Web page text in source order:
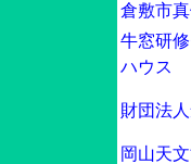
倉敷市
牛窓研
ハウス
財団法
岡山天